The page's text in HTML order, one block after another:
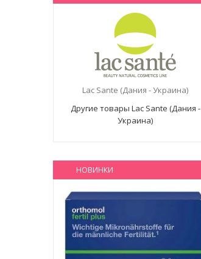
Lac Sante (Дания - Украина)
Другие товары Lac Sante (Дания -
Украина)
НОВИНКИ